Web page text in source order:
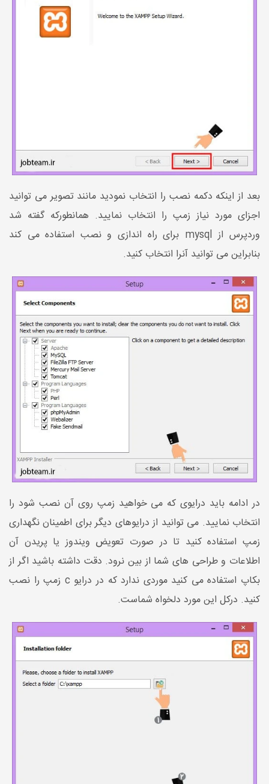
بعد از اینکه دکمه نصب را انتخاب نمودید مانند تصویر می توانید
اجزای مورد نیاز زمپ را انتخاب نمایید. همانطورکه گفته شد
وردپرس از mysql برای راه اندازی و نصب استفاده می کند
بنابراین می توانید آنرا انتخاب کنید.
در ادامه باید درایوی که می خواهید زمپ روی آن نصب شود را
انتخاب نمایید. می توانید از درایوهای دیگر برای اطمینان نگهداری
زمپ استفاده کنید تا در صورت تعویض ویندوز یا پریدن آن
اطلاعات و طراحی های شما از بین نرود. دقت داشته باشید اگر از
بکاپ استفاده می کنید موردی ندارد که در درایو c زمپ را نصب
کنید. درکل این مورد دلخواه شماست.